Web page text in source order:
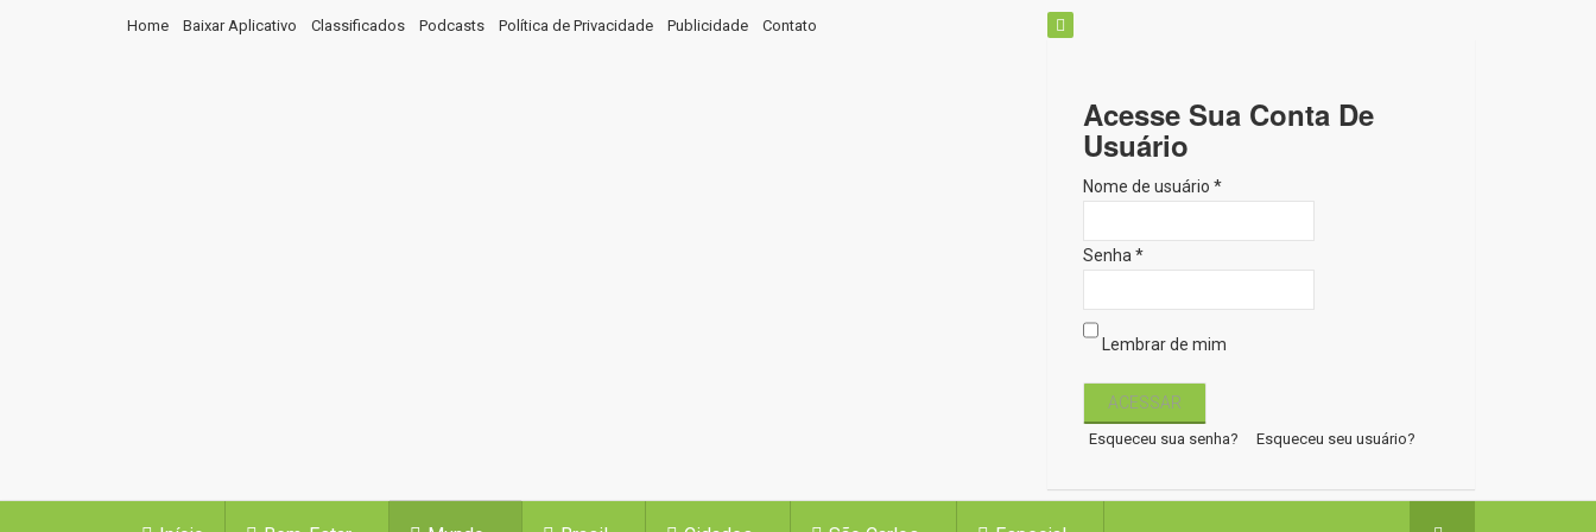
Home Baixar Aplicativo Classificados Podcasts Política de Privacidade Publicidade Contato
Acesse Sua Conta De
Usuário
Nome de usuário *
Senha *
Lembrar de mim
Esqueceu sua senha? Esqueceu seu usuário?